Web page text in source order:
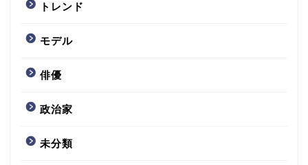
トレンド
モデル
俳優
政治家
未分類